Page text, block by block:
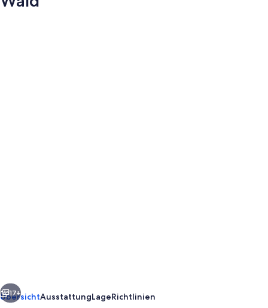
Lage
Weiter
17+
ÜbersichtAusstattungLageRichtlinien